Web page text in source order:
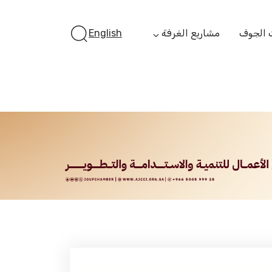
الجوف مشاريع الغرفة
الفرص التمويلية
مبادرة رواد المستقبل
English